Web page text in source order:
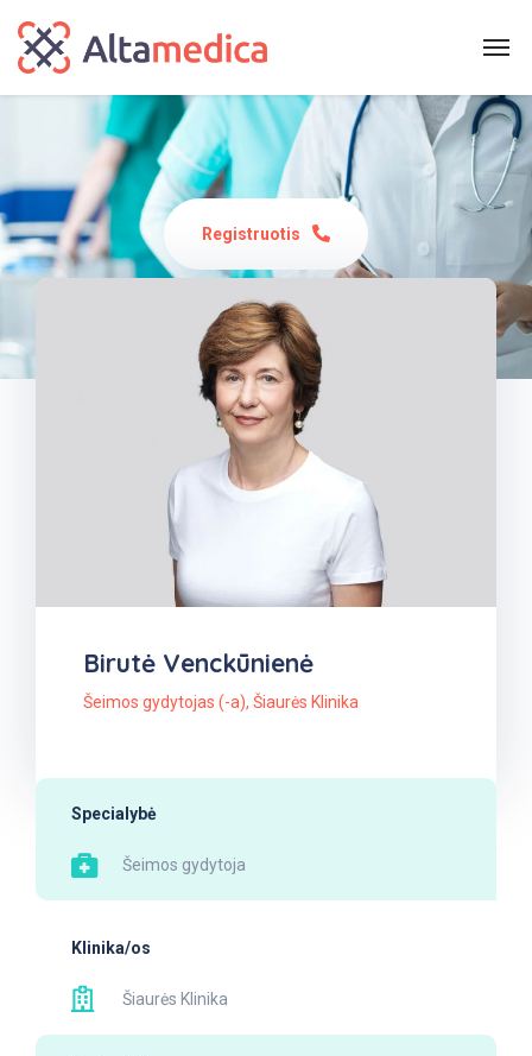
Registruotis
Birutė Venckūnienė
Šeimos gydytojas (-a), Šiaurės Klinika
Specialybė
Šeimos gydytoja
Klinika/os
Šiaurės Klinika